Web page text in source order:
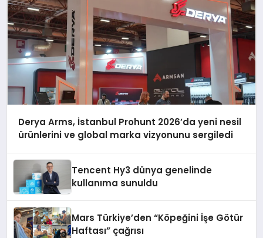
Derya Arms, İstanbul Prohunt 2026’da yeni nesil
ürünlerini ve global marka vizyonunu sergiledi
Tencent Hy3 dünya genelinde
kullanıma sunuldu
Mars Türkiye’den “Köpeğini İşe Götür
Haftası” çağrısı